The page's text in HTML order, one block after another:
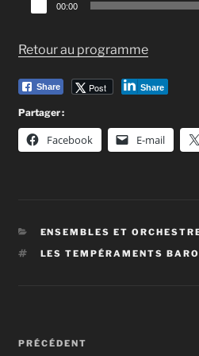
audio
00:00
Retour au programme
Share Post Share
Partager :
Facebook E-mail
CATÉGORIES
ENSEMBLES ET
ÉTIQUETTES
LES TEMPÉRAMENTS
Navigation
Article
PRÉCÉDENT